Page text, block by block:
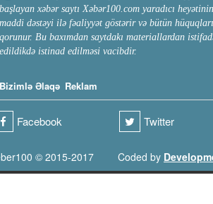
başlayan xəbər saytı Xəbər100.com yaradıcı heyətinin
maddi dəstəyi ilə fəaliyyət göstərir və bütün hüquqları
qorunur. Bu baxımdan saytdakı materiallardan
edildikdə istinad edilməsi vacibdir.
Bizimlə Əlaqə Reklam
Facebook Twitter
© 2015-2017 Coded by